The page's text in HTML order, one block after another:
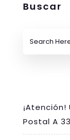
Buscar
¡Atención!
Postal A